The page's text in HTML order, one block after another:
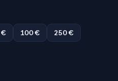
€ 100 €
250 €